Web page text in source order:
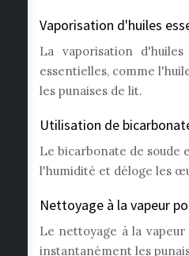
Vaporisation d'huiles
La vaporisation
essentielles, comme
les punaises de lit.
Utilisation de
Le bicarbonate de soude
l'humidité et déloge les
Nettoyage à la vapeur
Le nettoyage à la
instantanément les